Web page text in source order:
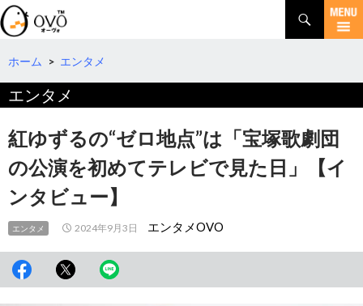
検
索
コ
テ
へ
動
ホーム > エンタメ
エンタメ
紅ゆずるの“ゼロ地点”は「宝塚歌劇団
の公演を初めてテレビで見た日」【イ
ンタビュー】
エンタメ 2024年9月3日 エンタメOVO